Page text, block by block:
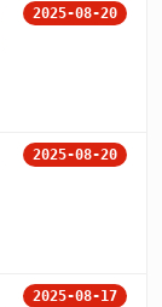
2025-08-20
2025-08-20
2025-08-17